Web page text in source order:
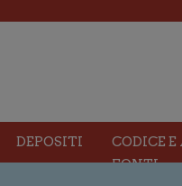
DEPOSITI
CODICE E
FONTI